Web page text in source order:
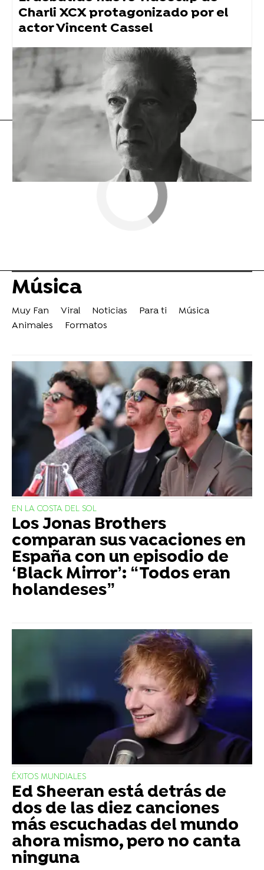
Charli XCX protagonizado por el
actor Vincent Cassel
Bad Bunny
Flooxer Now » Música
Música
Muy Fan Viral Noticias Para ti
Música
Animales
Formatos
EN LA COSTA DEL SOL
Los Jonas Brothers
comparan sus vacaciones en
España con un episodio de
‘Black Mirror’: “Todos eran
holandeses”
ÉXITOS MUNDIALES
Ed Sheeran está detrás de
dos de las diez canciones
más escuchadas del mundo
ahora mismo, pero no canta
ninguna